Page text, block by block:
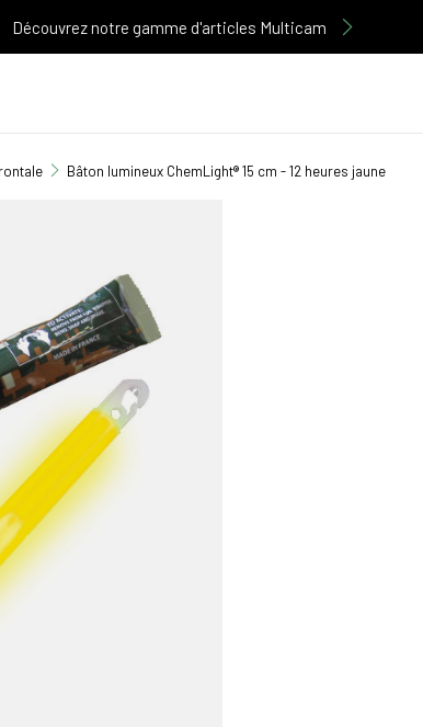
Découvrez notre gamme d'articles Multicam
Bâton lumineux ChemLight® 15 cm - 12 heures jaune